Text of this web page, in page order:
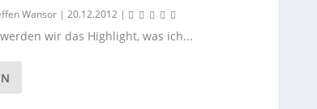
Wansor| 20.12.2012|
wir das Highlight, was ich...